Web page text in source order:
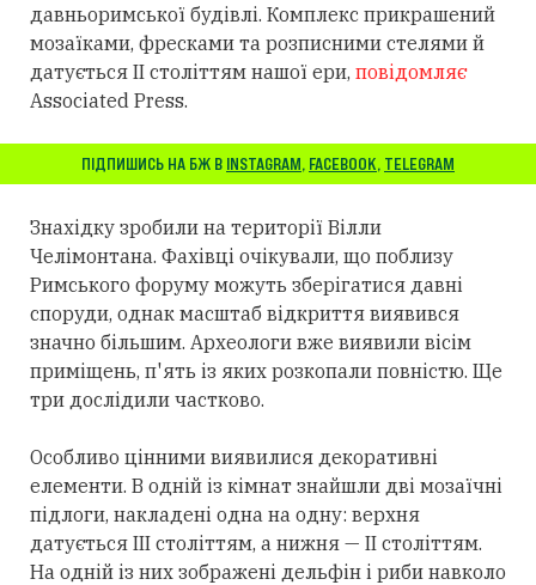
давньоримської будівлі. Комплекс прикрашений
мозаїками, фресками та розписними стелями й
датується II століттям нашої ери, повідомляє
Associated Press.
ПІДПИШИСЬ НА БЖ В INSTAGRAM, FACEBOOK, TELEGRAM
Знахідку зробили на території Вілли
Челімонтана. Фахівці очікували, що поблизу
Римського форуму можуть зберігатися давні
споруди, однак масштаб відкриття виявився
значно більшим. Археологи вже виявили вісім
приміщень, п'ять із яких розкопали повністю. Ще
три дослідили частково.
Особливо цінними виявилися декоративні
елементи. В одній із кімнат знайшли дві мозаїчні
підлоги, накладені одна на одну: верхня
датується III століттям, а нижня — II століттям.
На одній із них зображені дельфін і риби навколо